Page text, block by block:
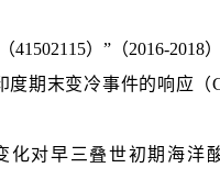
）”（2016-2018）
期末变冷事件的响应（
对早三叠世初期海洋